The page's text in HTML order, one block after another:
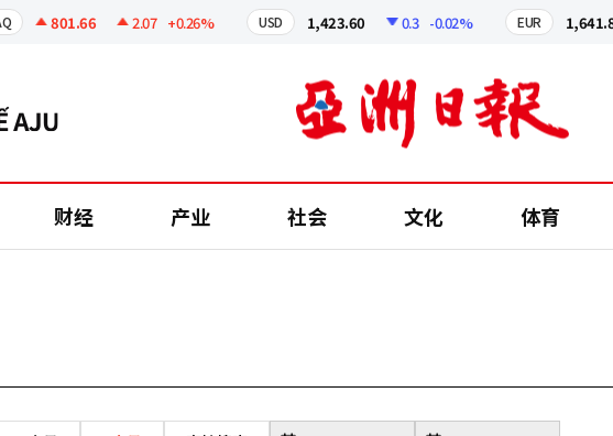
801.66 2.07 +0.26% USD 1,423.60 0.3 -0.02% EUR 1,641.84
财经 产业 社会 文化 体育